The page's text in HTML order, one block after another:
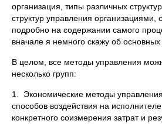
организация, типы различных
структур управления организациями,
подробно на содержании самого
вначале я немного скажу об
В целом, все методы управления
несколько групп:
1. Экономические методы
способов воздействия на
конкретного соизмерения затрат и